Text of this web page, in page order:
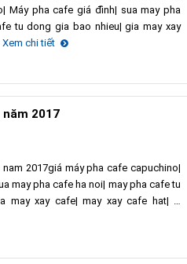
Máy pha cafe giá đình| sua may pha
tu dong gia bao nhieu| gia may xay
Xem chi tiết
2017
2017giá máy pha cafe capuchino|
may pha cafe ha noi| may pha cafe tu
may xay cafe| may xay cafe hat| …